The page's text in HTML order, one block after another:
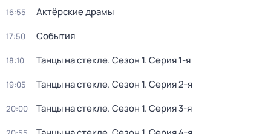
16:55 Актёрские драмы
17:50 События
18:10 Танцы на стекле. Сезон 1. Серия 1-я
19:05 Танцы на стекле. Сезон 1. Серия 2-я
20:00 Танцы на стекле. Сезон 1. Серия 3-я